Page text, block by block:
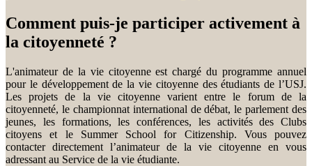
Comment puis-je participer activement à
la citoyenneté ?
L'animateur de la vie citoyenne est chargé du programme annuel
pour le développement de la vie citoyenne des étudiants de l’USJ.
Les projets de la vie citoyenne varient entre le forum de la
citoyenneté, le championnat international de débat, le parlement des
jeunes, les formations, les conférences, les activités des Clubs
citoyens et le Summer School for Citizenship. Vous pouvez
contacter directement l’animateur de la vie citoyenne en vous
adressant au Service de la vie étudiante.